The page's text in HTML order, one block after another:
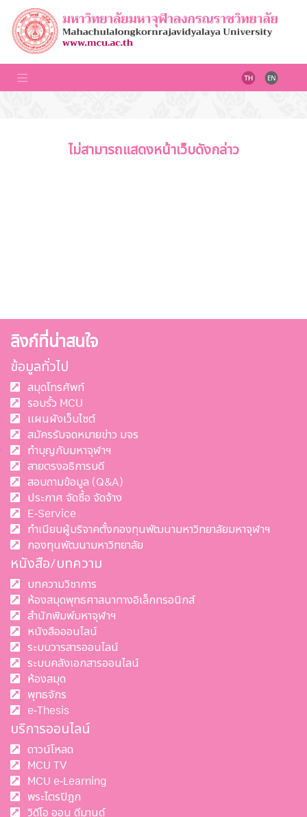
ไม่สามารถแสดงหน้าเว็บดังกล่าว
ลิงก์ที่น่าสนใจ
ข้อมูลทั่วไป
สมุดโทรศัพท์
รอบรั้ว MCU
แผนผังเว็บไซต์
สมัครรับจดหมายข่าว มจร
ทำบุญกับมหาจุฬาฯ
สายตรงอธิการบดี
สอบถามข้อมูล (Q&A)
ประกาศ จัดซื้อ จัดจ้าง
E-Service
ทำเนียบผู้บริจาคตั้งกองทุนพัฒนามหาวิทยาลัยมหาจุฬาฯ
กองทุนพัฒนามหาวิทยาลัย
หนังสือ/บทความ
บทความวิชาการ
ห้องสมุดพุทธศาสนาทางอิเล็กทรอนิกส์
สำนักพิมพ์มหาจุฬาฯ
หนังสือออนไลน์
ระบบวารสารออนไลน์
ระบบคลังเอกสารออนไลน์
ห้องสมุด
พุทธจักร
e-Thesis
บริการออนไลน์
ดาวน์โหลด
MCU TV
MCU e-Learning
พระไตรปิฎก
วิดีโอ ออน ดีมานด์